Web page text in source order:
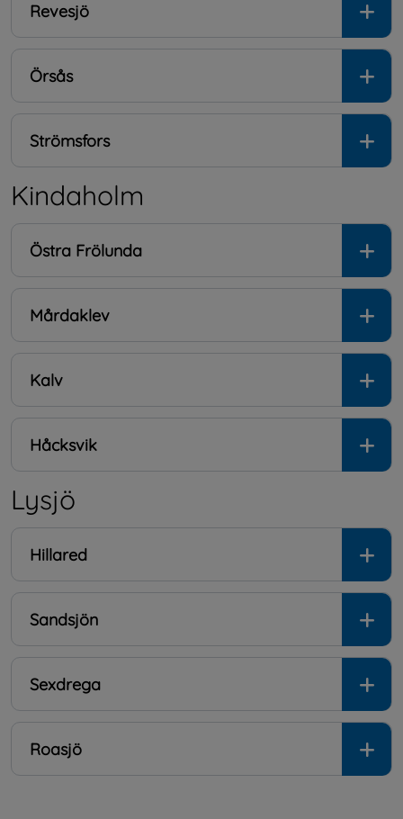
Revesjö
Örsås
Strömsfors
Kindaholm
Östra Frölunda
Mårdaklev
Kalv
Håcksvik
Lysjö
Hillared
Sandsjön
Sexdrega
Roasjö